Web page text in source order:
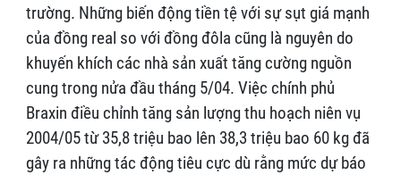
trường. Những biến động tiền tệ với sự sụt giá mạnh
của đồng real so với đồng đôla cũng là nguyên do
khuyến khích các nhà sản xuất tăng cường nguồn
cung trong nửa đầu tháng 5/04. Việc chính phủ
Braxin điều chỉnh tăng sản lượng thu hoạch niên vụ
2004/05 từ 35,8 triệu bao lên 38,3 triệu bao 60 kg đã
gây ra những tác động tiêu cực dù rằng mức dự báo